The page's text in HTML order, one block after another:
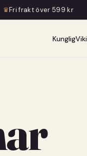
♛
Kunglig